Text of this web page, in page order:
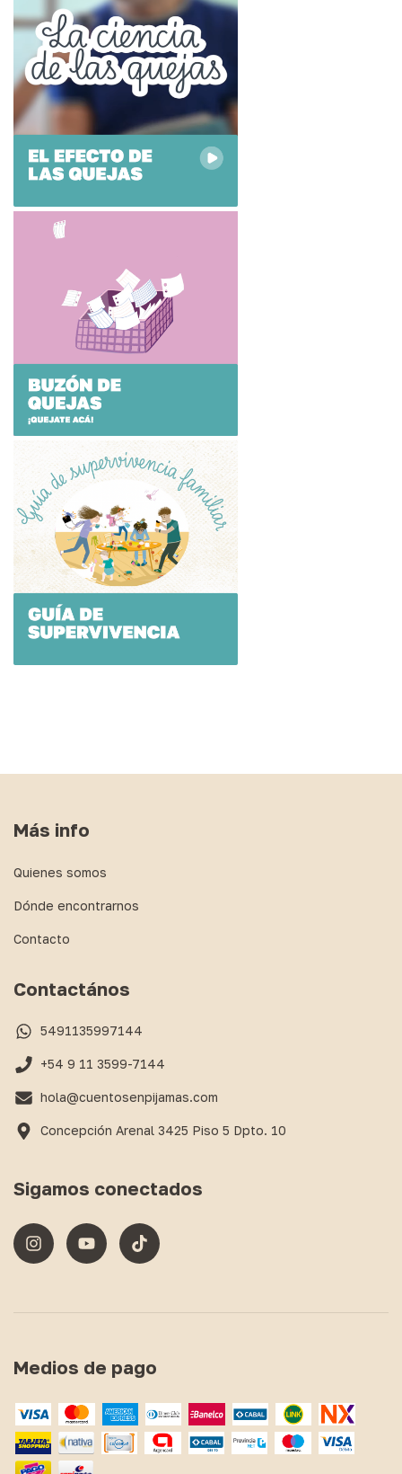
Más info
Quienes somos
Dónde encontrarnos
Contacto
Contactános
5491135997144
+54 9 11 3599-7144
hola@cuentosenpijamas.com
Concepción Arenal 3425 Piso 5 Dpto. 10
Sigamos conectados
Medios de pago